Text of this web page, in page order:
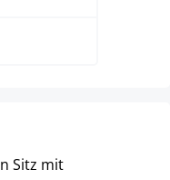
Sitz mit